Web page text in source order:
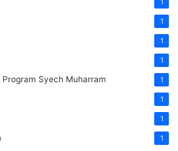
1
1
1
1
Syech Muharram 1
1
1
1